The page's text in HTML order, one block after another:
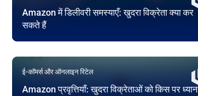
Amazon में डिलीवरी समस्याएँ: खुदरा विक्रेता क्या कर
सकते हैं
ई-कॉमर्स और ऑनलाइन रिटेल
Amazon प्रवृत्तियाँ: खुदरा विक्रेताओं को किस पर ध्यान